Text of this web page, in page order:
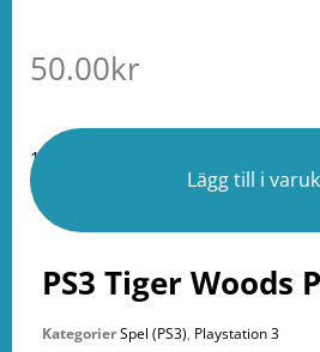
50.00kr
1 i lager
Lägg till i
PS3 Tiger Woods
KategorierSpel (PS3), Playstation 3